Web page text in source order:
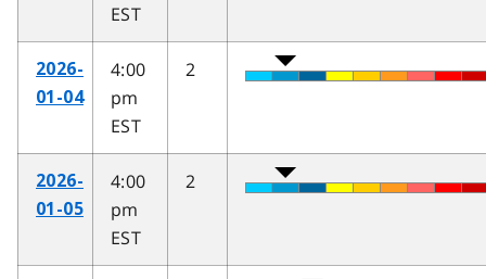
EST
2026-
01-04
4:00
pm
EST
2
2026-
01-05
4:00
pm
EST
2